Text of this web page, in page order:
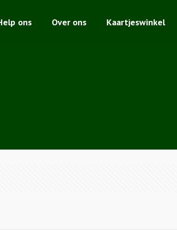
ons Over ons Kaartjeswinkel